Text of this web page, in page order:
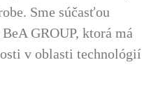
Sme súčasťou
GROUP, ktorá má
v oblasti technológií